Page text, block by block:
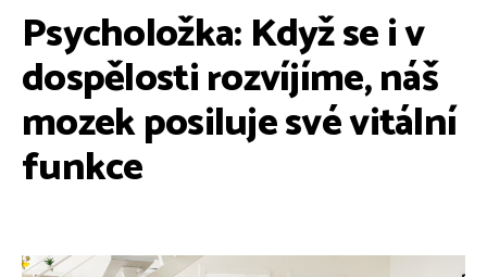
Psycholožka: Když se i v
dospělosti rozvíjíme, náš
mozek posiluje své vitální
funkce